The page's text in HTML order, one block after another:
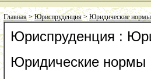
Главная>Юриспруденция>Юридические нормы
Юриспруденция :
Юридические нормы